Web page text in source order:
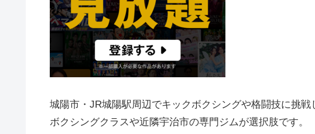
城陽市・JR城陽駅周辺でキックボクシングや格闘技に挑
ボクシングクラスや近隣宇治市の専門ジムが選択肢です。